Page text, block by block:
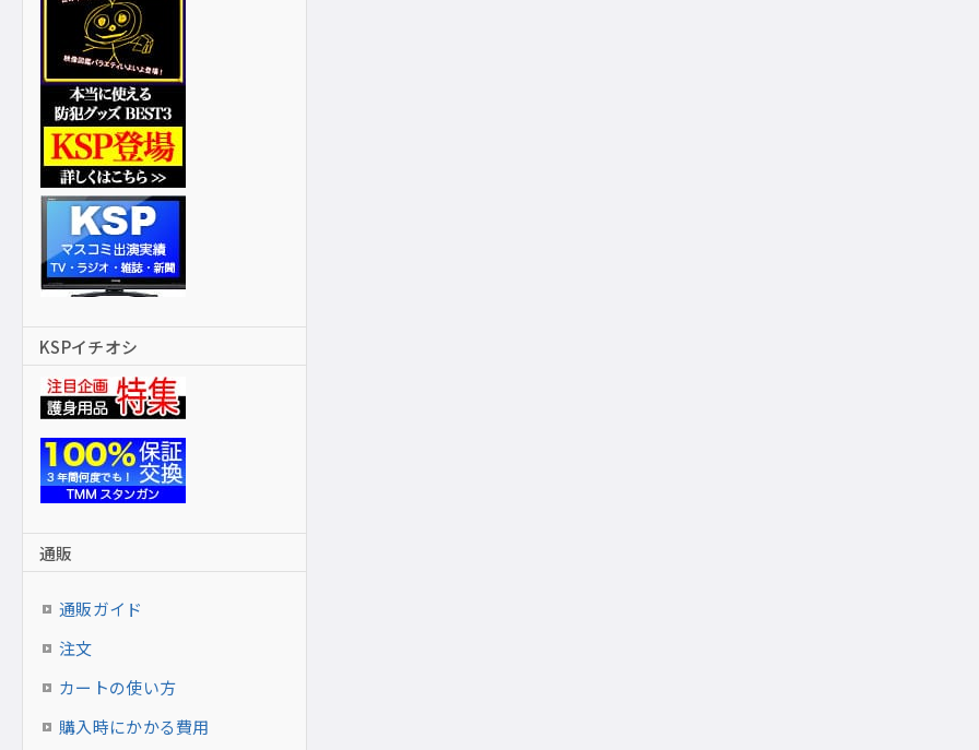
KSPイチオシ
通販
通販ガイド
注文
カートの使い方
購入時にかかる費用